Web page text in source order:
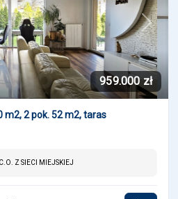
Next
959.000 zł
m2, 2 pok. 52 m2, taras
C.O. Z SIECI MIEJSKIEJ